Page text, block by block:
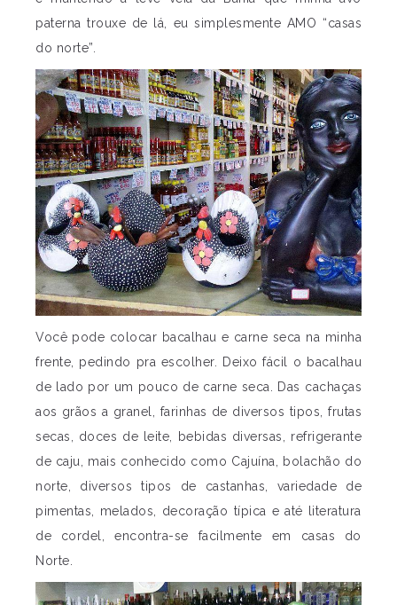
paterna trouxe de lá, eu simplesmente AMO “casas
do norte”.
Você pode colocar bacalhau e carne seca na minha
frente, pedindo pra escolher. Deixo fácil o bacalhau
de lado por um pouco de carne seca. Das cachaças
aos grãos a granel, farinhas de diversos tipos, frutas
secas, doces de leite, bebidas diversas, refrigerante
de caju, mais conhecido como Cajuína, bolachão do
norte, diversos tipos de castanhas, variedade de
pimentas, melados, decoração típica e até literatura
de cordel, encontra-se facilmente em casas do
Norte.